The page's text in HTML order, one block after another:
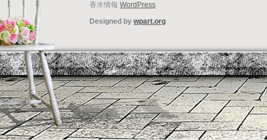
香水情報 WordPress
Designed by wpart.org